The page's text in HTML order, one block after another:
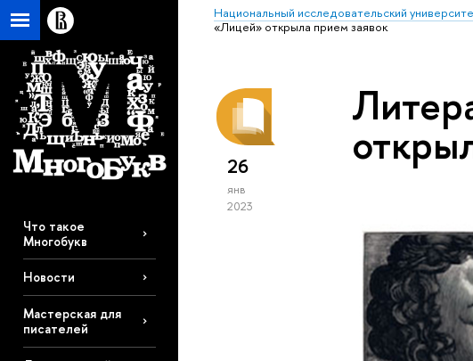
Национальный исследовательский
«Лицей» открыла прием заявок
Что такое
Многобукв
Новости
Мастерская для
писателей
26
янв
2023